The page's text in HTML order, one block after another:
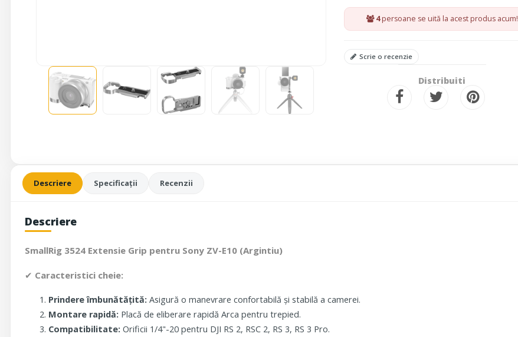
4persoane se uită la acest produs acum!
Scrie o recenzie
Distribuiti
Descriere Specificații Recenzii
Descriere
SmallRig 3524 Extensie Grip pentru Sony ZV-E10 (Argintiu)
✔ Caracteristici cheie:
Prindere îmbunătățită: Asigură o manevrare confortabilă și stabilă a camerei.
Montare rapidă: Placă de eliberare rapidă Arca pentru trepied.
Compatibilitate: Orificii 1/4"-20 pentru DJI RS 2, RSC 2, RS 3, RS 3 Pro.